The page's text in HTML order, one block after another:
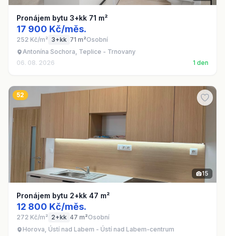
Pronájem bytu 3+kk 71 m²
17 900 Kč/měs.
252 Kč/m² 3+kk 71 m²Osobní
Antonína Sochora, Teplice - Trnovany
06. 08. 2026
1 den
52
15
Pronájem bytu 2+kk 47 m²
12 800 Kč/měs.
272 Kč/m² 2+kk 47 m²Osobní
Horova, Ústí nad Labem - Ústí nad Labem-centrum